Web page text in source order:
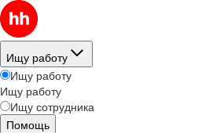
Ищу работу
Ищу работу
Ищу работу
Ищу сотрудника
Помощь